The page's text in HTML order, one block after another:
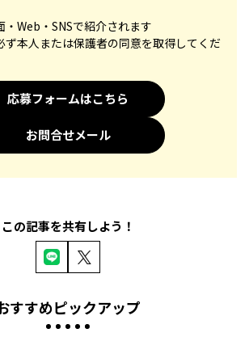
・Web・SNSで紹介されます
ず本人または保護者の同意を取得してくだ
応募フォームはこちら
お問合せメール
この記事を共有しよう！
すすめピックアップ